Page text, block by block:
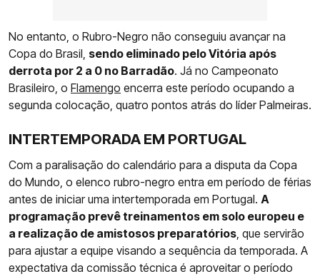
No entanto, o Rubro-Negro não conseguiu avançar na
Copa do Brasil, sendo eliminado pelo Vitória após
derrota por 2 a 0 no Barradão. Já no Campeonato
Brasileiro, o Flamengo encerra este período ocupando a
segunda colocação, quatro pontos atrás do líder Palmeiras.
INTERTEMPORADA EM PORTUGAL
Com a paralisação do calendário para a disputa da Copa
do Mundo, o elenco rubro-negro entra em período de férias
antes de iniciar uma intertemporada em Portugal. A
programação prevê treinamentos em solo europeu e
a realização de amistosos preparatórios , que servirão
para ajustar a equipe visando a sequência da temporada. A
expectativa da comissão técnica é aproveitar o período